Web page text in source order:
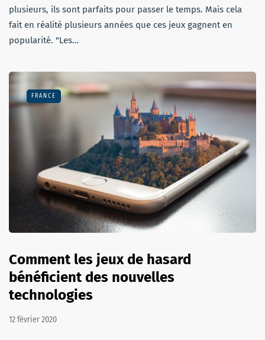
plusieurs, ils sont parfaits pour passer le temps. Mais cela
fait en réalité plusieurs années que ces jeux gagnent en
popularité. "Les…
FRANCE
Comment les jeux de hasard
bénéficient des nouvelles
technologies
12 février 2020